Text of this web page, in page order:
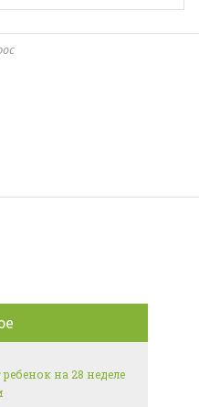
на 28 неделе